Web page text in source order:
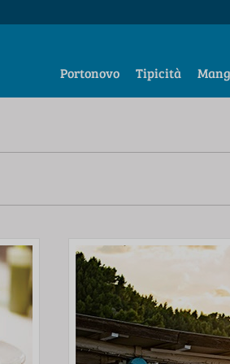
Portonovo Tipicità